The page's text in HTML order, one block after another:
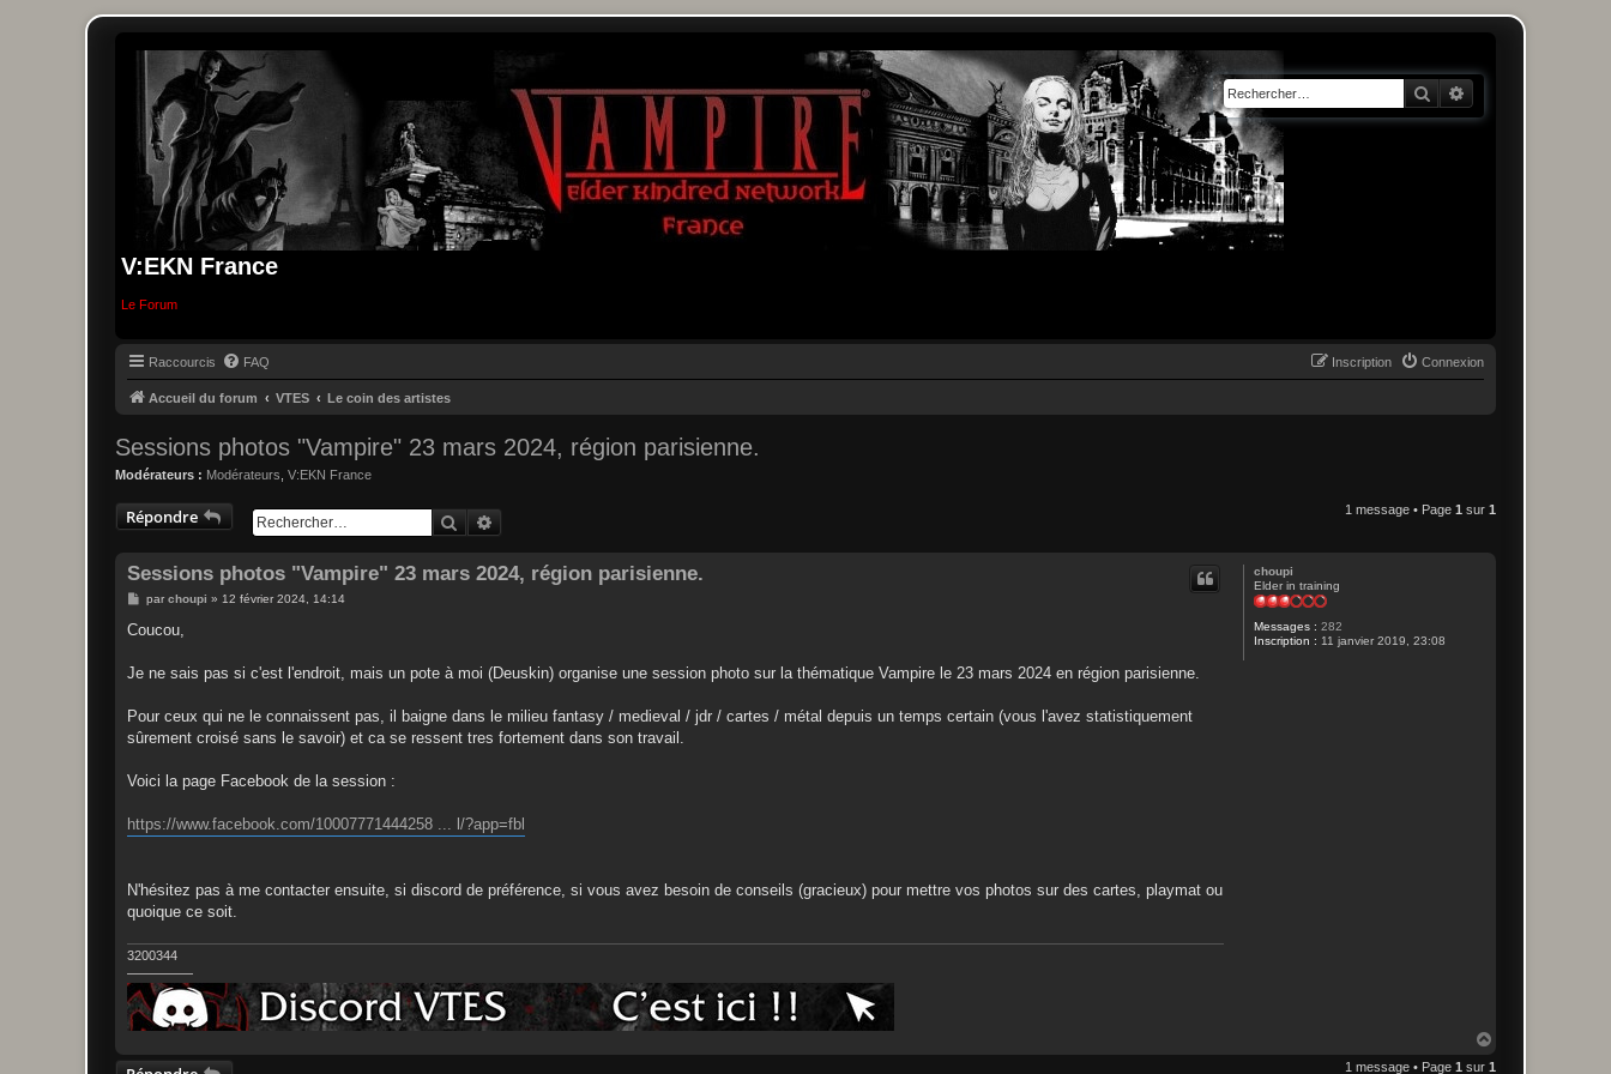
V:EKN France
Le Forum
Rechercher
Raccourcis FAQ Connexion
Inscription
Accueil du forum VTES Le coin des artistes
Sessions photos "Vampire" 23 mars 2024, région parisienne.
Modérateurs : Modérateurs V:EKN France
Répondre Rechercher
1 message • Page 1 sur 1
choupi
Elder in training
Messages : 282
Inscription : 11 janvier 2019, 23:08
Sessions photos "Vampire" 23 mars 2024, région parisienne.
M
s
g
parchoupi » 12 février 2024, 14:14
Coucou,
Je ne sais pas si c'est l'endroit, mais un pote à moi (Deuskin) organise une session photo sur la thématique Vampire le 23 mars 2024 en région parisienne.
Pour ceux qui ne le connaissent pas, il baigne dans le milieu fantasy / medieval / jdr / cartes / métal depuis un temps certain (vous l'avez statistiquement
sûrement croisé sans le savoir) et ca se ressent tres fortement dans son travail.
Voici la page Facebook de la session :
https://www.facebook.com/10007771444258 ... l/?app=fbl
N'hésitez pas à me contacter ensuite, si discord de préférence, si vous avez besoin de conseils (gracieux) pour mettre vos photos sur des cartes, playmat ou
quoique ce soit.
3200344
—————
1 message • Page 1 sur 1